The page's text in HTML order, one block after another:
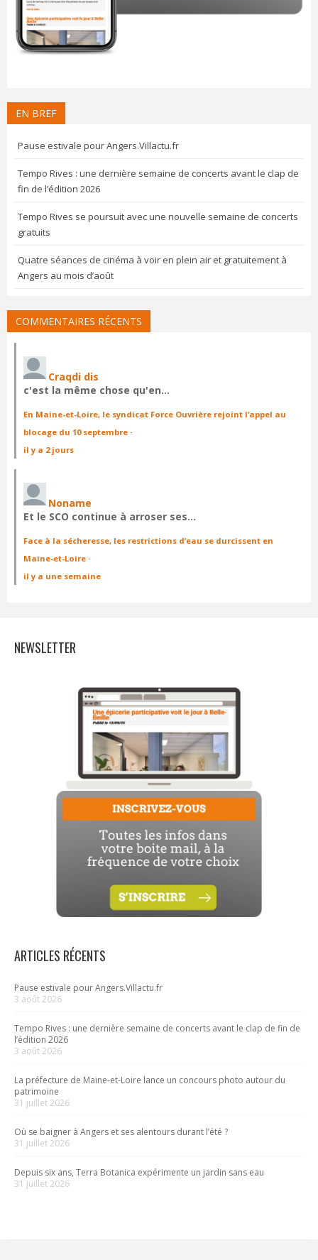
EN BREF
Pause estivale pour Angers.Villactu.fr
Tempo Rives : une dernière semaine de concerts avant le clap de
fin de l’édition 2026
Tempo Rives se poursuit avec une nouvelle semaine de concerts
gratuits
Quatre séances de cinéma à voir en plein air et gratuitement à
Angers au mois d’août
COMMENTAIRES RÉCENTS
Craqdi dis
c'est la même chose qu'en…
En Maine-et-Loire, le syndicat Force Ouvrière rejoint l’appel au
blocage du 10 septembre ·
il y a 2 jours
Noname
Et le SCO continue à arroser ses…
Face à la sécheresse, les restrictions d’eau se durcissent en
Maine-et-Loire ·
il y a une semaine
NEWSLETTER
ARTICLES RÉCENTS
Pause estivale pour Angers.Villactu.fr
3 août 2026
Tempo Rives : une dernière semaine de concerts avant le clap de fin de
l’édition 2026
3 août 2026
La préfecture de Maine-et-Loire lance un concours photo autour du
patrimoine
31 juillet 2026
Où se baigner à Angers et ses alentours durant l’été ?
31 juillet 2026
Depuis six ans, Terra Botanica expérimente un jardin sans eau
31 juillet 2026